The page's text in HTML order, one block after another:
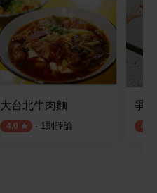
大台北牛肉麵
4.0 · 1則評論
爭
4.0